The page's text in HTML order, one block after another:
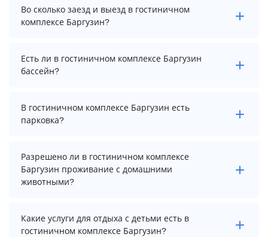
Стоимость проживания в гостиничном комплексе
Баргузин начинается от 2650 рублей. Чтобы увидеть
Во сколько заезд и выезд в гостиничном
комплексе Баргузин?
Заезд возможен после 14:00, а выезд необходимо
осуществить до 12:00.
Есть ли в гостиничном комплексе Баргузин
бассейн?
В гостиничном комплексе Баргузин есть крытый
бассейн в сауне.
В гостиничном комплексе Баргузин есть
парковка?
В гостиничном комплексе Баргузин есть парковка,
уточните информацию перед бронированием у
менеджера, возможно, услуга оплачивается отдельно.
Разрешено ли в гостиничном комплексе
Баргузин проживание с домашними
животными?
Проживание с домашними животными разрешено.
Однако, это может оплачиваться дополнительно.
Какие услуги для отдыха с детьми есть в
гостиничном комплексе Баргузин?